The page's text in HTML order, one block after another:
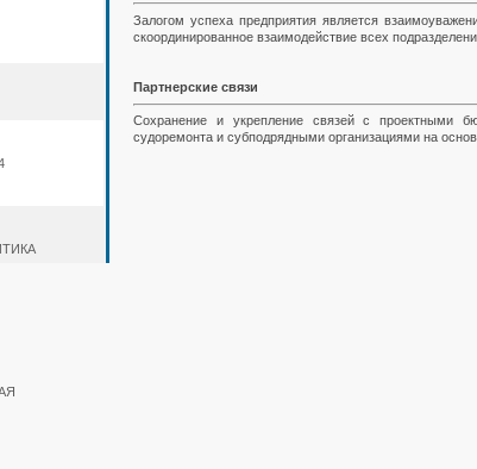
Залогом успеха предприятия является
скоординированное взаимодействие всех
Партнерские связи
Сохранение и укрепление связей с проектными
судоремонта и субподрядными организациями на